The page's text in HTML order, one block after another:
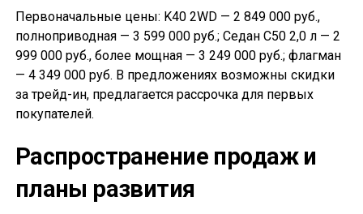
Первоначальные цены: K40 2WD — 2 849 000 руб.,
полноприводная — 3 599 000 руб.; Седан С50 2,0 л — 2
999 000 руб., более мощная — 3 249 000 руб.; флагман
— 4 349 000 руб. В предложениях возможны скидки
за трейд-ин, предлагается рассрочка для первых
покупателей.
Распространение продаж и
планы развития